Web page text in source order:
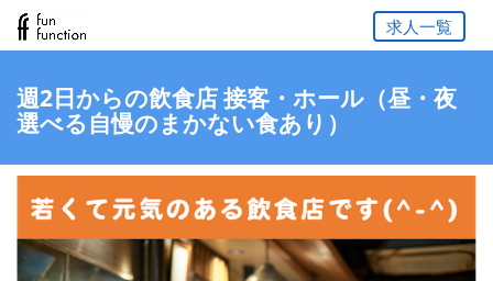
求人一覧
週2日からの飲食店 接客・ホール（昼・夜
選べる自慢のまかない食あり）